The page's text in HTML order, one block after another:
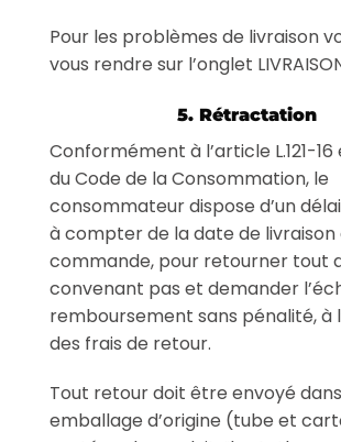
Pour les problèmes de livraison
vous rendre sur l’onglet
5. Rétractation
Conformément à l’article L.121-
du Code de la Consommation, le
consommateur dispose d’un
à compter de la date de livraison
commande, pour retourner tout
convenant pas et demander
remboursement sans pénalité, à
des frais de retour.
Tout retour doit être envoyé
emballage d’origine (tube et